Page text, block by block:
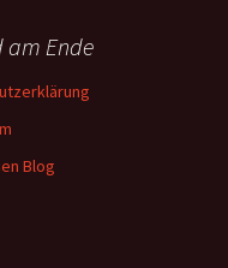
am Ende
Blog